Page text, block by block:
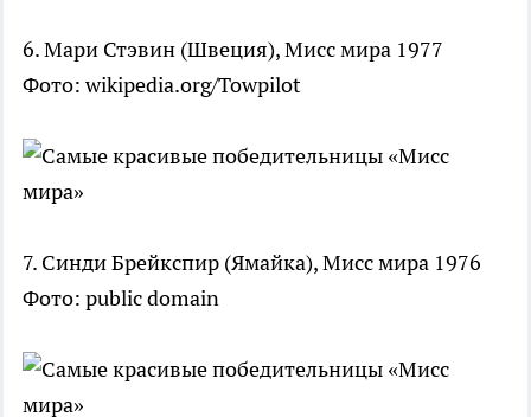
6. Мари Стэвин (Швеция), Мисс мира 1977
Фото: wikipedia.org/Towpilot
7. Синди Брейкспир (Ямайка), Мисс мира 1976
Фото: public domain